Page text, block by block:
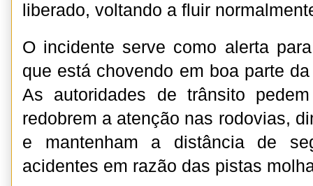
liberado, voltando a fluir
O incidente serve como alerta
que está chovendo em boa parte
As autoridades de trânsito
redobrem a atenção nas rodovias,
e mantenham a distância de
acidentes em razão das pistas